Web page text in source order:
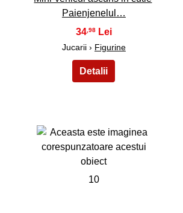
Paienjenelul…
34,98
Jucarii › Figurine
10